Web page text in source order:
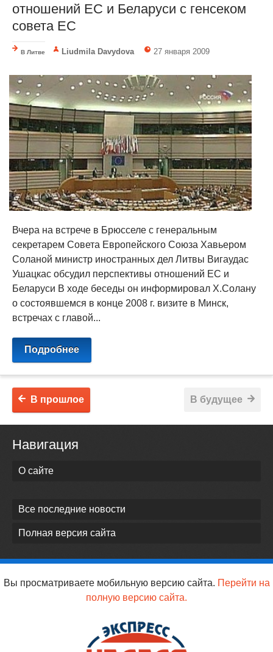
отношений ЕС и Беларуси с генсеком
совета ЕС
В Литве Liudmila Davydova 27 января 2009
Вчера на встрече в Брюсселе с генеральным
секретарем Совета Европейского Союза Хавьером
Соланой министр иностранных дел Литвы Вигаудас
Ушацкас обсудил перспективы отношений ЕС и
Беларуси В ходе беседы он информировал Х.Солану
о состоявшемся в конце 2008 г. визите в Минск,
встречах с главой...
Подробнее
В будущее
В прошлое
Навигация
О сайте
Все последние новости
Полная версия сайта
Вы просматриваете мобильную версию сайта. Перейти на
полную версию сайта.